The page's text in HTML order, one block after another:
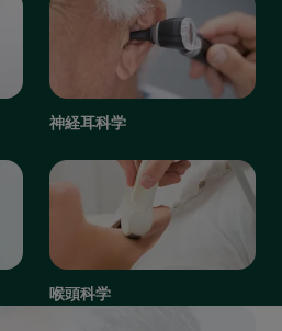
神経耳科学
喉頭科学